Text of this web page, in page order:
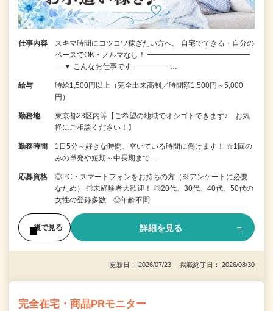
仕事内容
スキマ時間にコツコツ稼ぎたい方へ。 自宅でできる・自分の
ペースでOK・ノルマなし！ ━━━━━━━━━━━━━━
━ ▼ こんなお仕事です ━━━━━…
給与
時給1,500円以上（完全出来高制／時間額1,500円～5,000
円）
勤務地
東京都23区内等【ご希望の地域でオシゴトできます♪ お気
軽にご相談ください！】
勤務時間
1日5分～好きな時間、空いている時間に働けます！ ☆1回の
みの単発や短期～中長期まで…
応募資格
◎PC・スマートフォンをお持ちの方（※アンケートに必要
なため） ◎未経験者大歓迎！ ◎20代、30代、40代、50代の
女性の登録多数 ◎年齢不問
後で見る 詳細を見る
更新日： 2026/07/23 掲載終了日： 2026/08/30
完全在宅・商品PRモニター